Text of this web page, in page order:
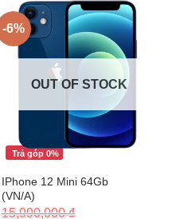
-6%
Trả góp 0%
OUT OF STOCK
IPhone 12 Mini 64Gb
(VN/A)
15,990,000₫